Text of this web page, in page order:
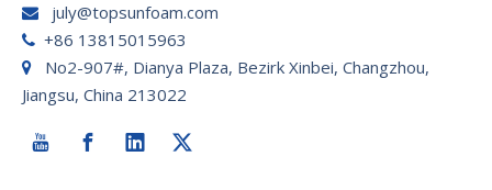
 july@topsunfoam.com
 +86 13815015963

No2-907#, Dianya Plaza, Bezirk Xinbei, Changzhou,
Jiangsu, China 213022